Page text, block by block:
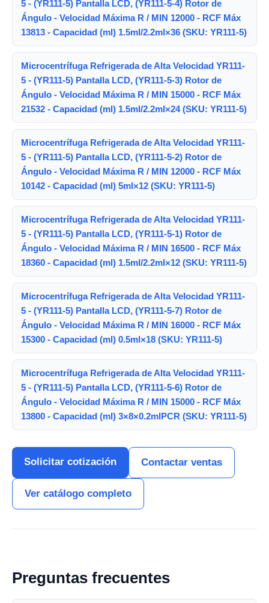
5 - (YR111-5) Pantalla LCD, (YR111-5-4) Rotor de
Ángulo - Velocidad Máxima R / MIN 12000 - RCF Máx
13813 - Capacidad (ml) 1.5ml/2.2ml×36 (SKU: YR111-5)
Microcentrífuga Refrigerada de Alta Velocidad YR111-
5 - (YR111-5) Pantalla LCD, (YR111-5-3) Rotor de
Ángulo - Velocidad Máxima R / MIN 15000 - RCF Máx
21532 - Capacidad (ml) 1.5ml/2.2ml×24 (SKU: YR111-5)
Microcentrífuga Refrigerada de Alta Velocidad YR111-
5 - (YR111-5) Pantalla LCD, (YR111-5-2) Rotor de
Ángulo - Velocidad Máxima R / MIN 12000 - RCF Máx
10142 - Capacidad (ml) 5ml×12 (SKU: YR111-5)
Microcentrífuga Refrigerada de Alta Velocidad YR111-
5 - (YR111-5) Pantalla LCD, (YR111-5-1) Rotor de
Ángulo - Velocidad Máxima R / MIN 16500 - RCF Máx
18360 - Capacidad (ml) 1.5ml/2.2ml×12 (SKU: YR111-5)
Microcentrífuga Refrigerada de Alta Velocidad YR111-
5 - (YR111-5) Pantalla LCD, (YR111-5-7) Rotor de
Ángulo - Velocidad Máxima R / MIN 16000 - RCF Máx
15300 - Capacidad (ml) 0.5ml×18 (SKU: YR111-5)
Microcentrífuga Refrigerada de Alta Velocidad YR111-
5 - (YR111-5) Pantalla LCD, (YR111-5-6) Rotor de
Ángulo - Velocidad Máxima R / MIN 15000 - RCF Máx
13800 - Capacidad (ml) 3×8×0.2mlPCR (SKU: YR111-5)
Solicitar cotización Contactar ventas
Ver catálogo completo
Preguntas frecuentes